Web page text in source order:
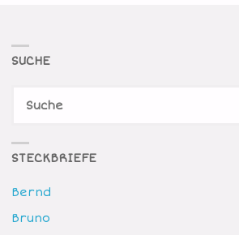
SUCHE
STECKBRIEFE
Bernd
Bruno